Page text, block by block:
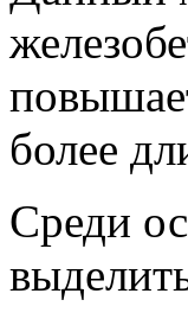
более
Среди